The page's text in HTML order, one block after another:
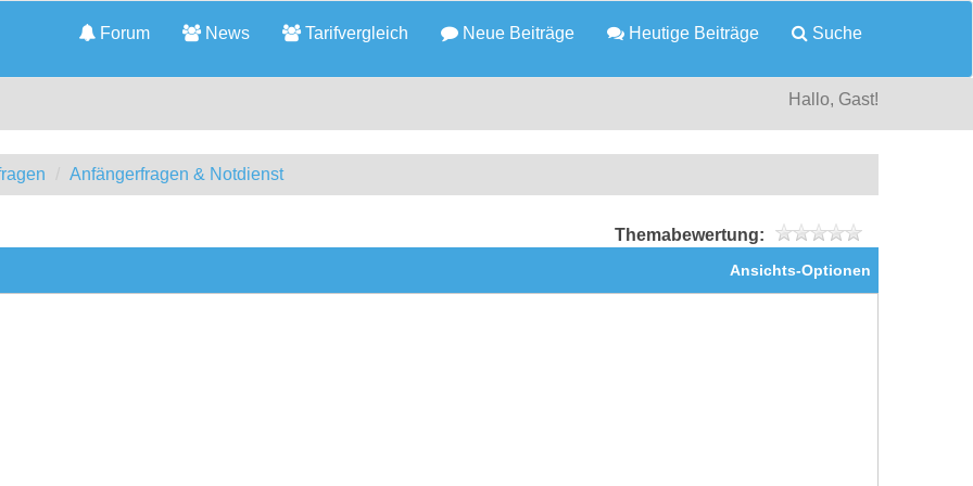
Forum News Tarifvergleich Neue Beiträge Heutige Beiträge Suche
Hallo, Gast!
Anfängerfragen & Notdienst
Themabewertung:
Ansichts-Optionen